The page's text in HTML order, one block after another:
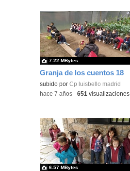
Granja de los cuentos 18
subido porCp luisbello madrid
7.22 MBytes
-hace 7 años -651 visualizaciones
6.57 MBytes